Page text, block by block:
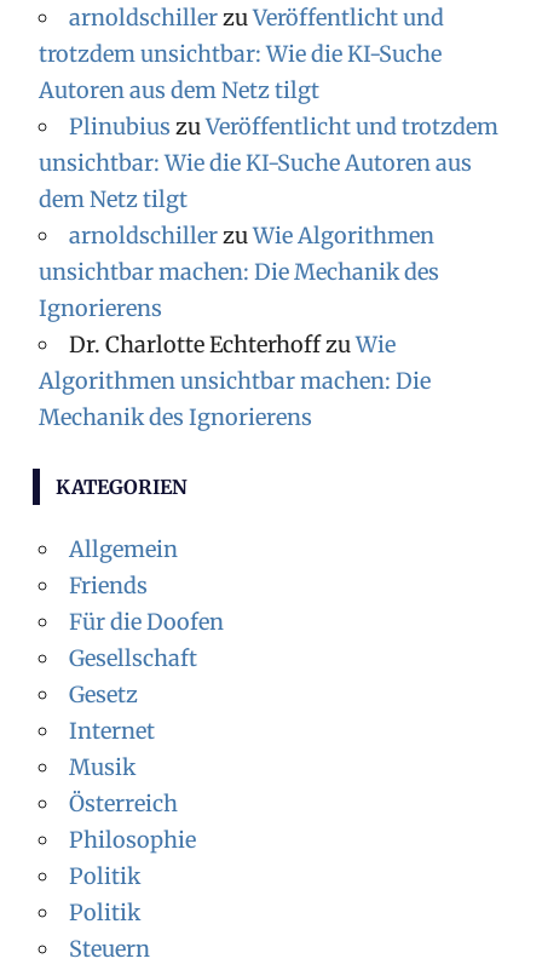
arnoldschillerzuVeröffentlicht und
trotzdem unsichtbar: Wie die KI-Suche
Autoren aus dem Netz tilgt
Plinubius zuVeröffentlicht und trotzdem
unsichtbar: Wie die KI-Suche Autoren aus
dem Netz tilgt
arnoldschillerzuWie Algorithmen
unsichtbar machen: Die Mechanik des
Ignorierens
Dr. Charlotte EchterhoffzuWie
Algorithmen unsichtbar machen: Die
Mechanik des Ignorierens
KATEGORIEN
Allgemein
Friends
Für die Doofen
Gesellschaft
Gesetz
Internet
Musik
Österreich
Philosophie
Politik
Politik
Steuern